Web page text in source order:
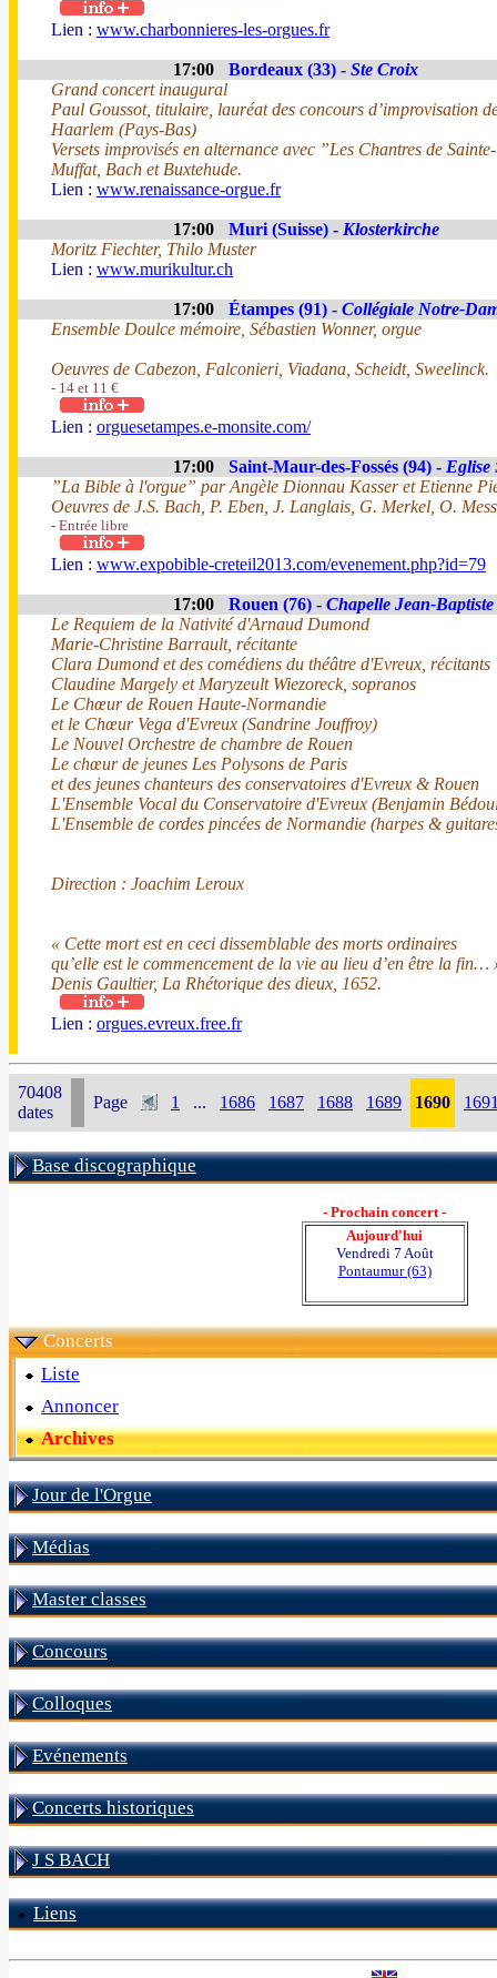
Lien : www.charbonnieres-les-orgues.fr
17:00 Bordeaux (33) - Ste Croix
Grand concert inaugural
Paul Goussot, titulaire, lauréat des concours d’improvisation
Haarlem (Pays-Bas)
Versets improvisés en alternance avec ”Les Chantres de
Muffat, Bach et Buxtehude.
Lien : www.renaissance-orgue.fr
17:00 Muri (Suisse) - Klosterkirche
Moritz Fiechter, Thilo Muster
Lien : www.murikultur.ch
17:00 Étampes (91) - Collégiale Notre-
Ensemble Doulce mémoire, Sébastien Wonner, orgue
Oeuvres de Cabezon, Falconieri, Viadana, Scheidt, Sweelinck.
- 14 et 11 €
Lien : orguesetampes.e-monsite.com/
17:00 Saint-Maur-des-Fossés (94) - Eglise
”La Bible à l'orgue” par Angèle Dionnau Kasser et Etienne
Oeuvres de J.S. Bach, P. Eben, J. Langlais, G. Merkel, O.
- Entrée libre
Lien : www.expobible-creteil2013.com/evenement.php?id=79
17:00 Rouen (76) - Chapelle Jean-
Le Requiem de la Nativité d'Arnaud Dumond
Marie-Christine Barrault, récitante
Clara Dumond et des comédiens du théâtre d'Evreux, récitants
Claudine Margely et Maryzeult Wiezoreck, sopranos
Le Chœur de Rouen Haute-Normandie
et le Chœur Vega d'Evreux (Sandrine Jouffroy)
Le Nouvel Orchestre de chambre de Rouen
Le chœur de jeunes Les Polysons de Paris
et des jeunes chanteurs des conservatoires d'Evreux & Rouen
L'Ensemble Vocal du Conservatoire d'Evreux (Benjamin
L'Ensemble de cordes pincées de Normandie (harpes &
Direction : Joachim Leroux
« Cette mort est en ceci dissemblable des morts ordinaires
qu’elle est le commencement de la vie au lieu d’en être la fin…
Denis Gaultier, La Rhétorique des dieux, 1652.
Lien : orgues.evreux.free.fr
70408
dates
Page 1 ... 1686 1687 1688 1689 1690
Base discographique
- Prochain concert -
Aujourd'hui
Vendredi 7 Août
Pontaumur (63)
Concerts
Liste
Annoncer
Archives
Jour de l'Orgue
Médias
Master classes
Concours
Colloques
Evénements
Concerts historiques
J S BACH
Liens